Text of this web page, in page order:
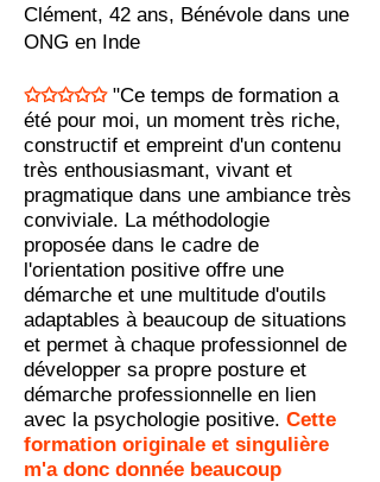
Clément, 42 ans, Bénévole dans une
ONG en Inde
✩✩✩✩✩"Ce temps de formation a
été pour moi, un moment très riche,
constructif et empreint d'un contenu
très enthousiasmant, vivant et
pragmatique dans une ambiance très
conviviale. La méthodologie
proposée dans le cadre de
l'orientation positive offre une
démarche et une multitude d'outils
adaptables à beaucoup de situations
et permet à chaque professionnel de
développer sa propre posture et
démarche professionnelle en lien
avec la psychologie positive. Cette
formation originale et singulière
m'a donc donnée beaucoup